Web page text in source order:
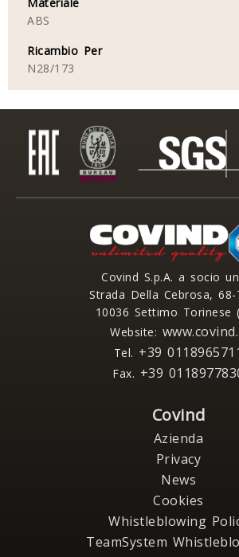
ABS
Ricambio Per
N28/173
Covind S.p.A. a socio
Strada Della Cebrosa, 68-
10036 Settimo Torinese
Website:
Tel. +39
Fax. +39
Covind
Azienda
Privacy
News
Cookies
Whistleblowing
TeamSystem